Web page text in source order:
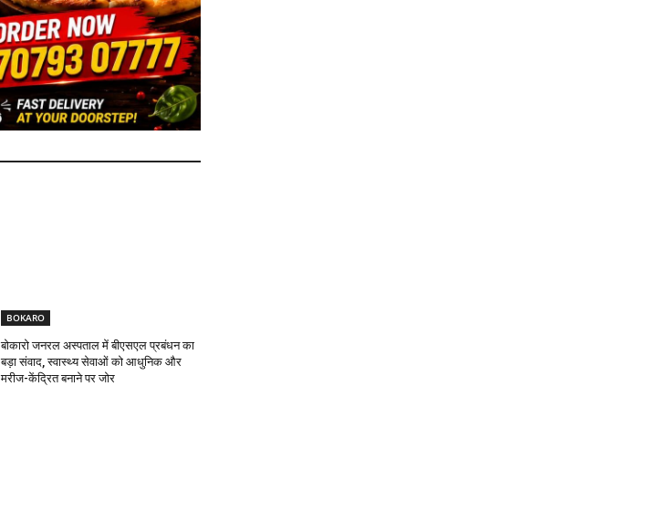
BOKARO
बोकारो जनरल अस्पताल में बीएसएल प्रबंधन का
बड़ा संवाद, स्वास्थ्य सेवाओं को आधुनिक और
मरीज-केंद्रित बनाने पर जोर